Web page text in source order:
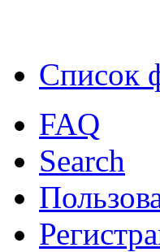
Список
FAQ
Search